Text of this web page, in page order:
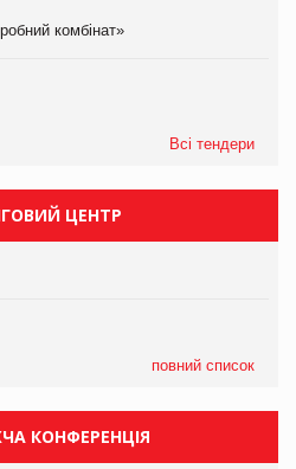
комбінат»
Всі тендери
ЦЕНТР
повний список
КОНФЕРЕНЦІЯ